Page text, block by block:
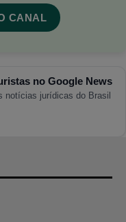
CANAL
no Google News
notícias jurídicas do Brasil